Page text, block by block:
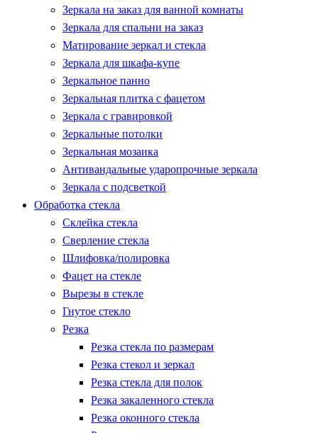
Зеркала на заказ для ванной комнаты
Зеркала для спальни на заказ
Матирование зеркал и стекла
Зеркала для шкафа-купе
Зеркальное панно
Зеркальная плитка с фацетом
Зеркала с гравировкой
Зеркальные потолки
Зеркальная мозаика
Антивандальные ударопрочные зеркала
Зеркала с подсветкой
Обработка стекла
Склейка стекла
Сверление стекла
Шлифовка/полировка
Фацет на стекле
Вырезы в стекле
Гнутое стекло
Резка
Резка стекла по размерам
Резка стекол и зеркал
Резка стекла для полок
Резка закаленного стекла
Резка оконного стекла